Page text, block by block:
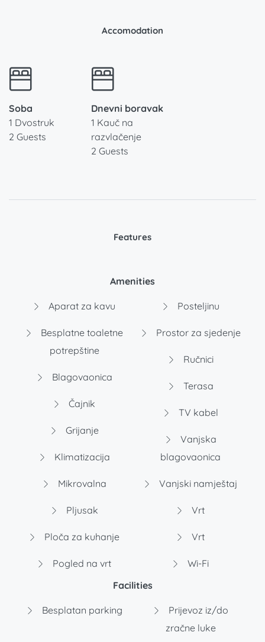
Accomodation
Soba
1 Dvostruk
2 Guests
Dnevni boravak
1 Kauč na
razvlačenje
2 Guests
Features
Amenities
Aparat za kavu
Besplatne toaletne
potrepštine
Blagovaonica
Čajnik
Grijanje
Klimatizacija
Mikrovalna
Pljusak
Ploča za kuhanje
Pogled na vrt
Posteljinu
Prostor za sjedenje
Ručnici
Terasa
TV kabel
Vanjska
blagovaonica
Vanjski namještaj
Vrt
Vrt
Wi-Fi
Facilities
Besplatan parking
Prijevoz iz/do
zračne luke